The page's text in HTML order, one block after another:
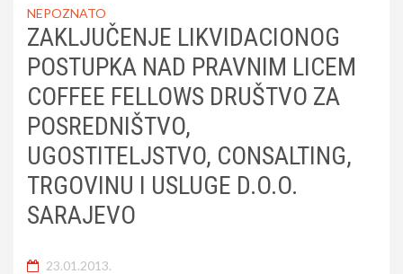
NEPOZNATO
ZAKLJUČENJE LIKVIDACIONOG
POSTUPKA NAD PRAVNIM LICEM
COFFEE FELLOWS DRUŠTVO ZA
POSREDNIŠTVO,
UGOSTITELJSTVO, CONSALTING,
TRGOVINU I USLUGE D.O.O.
SARAJEVO
23.01.2013.